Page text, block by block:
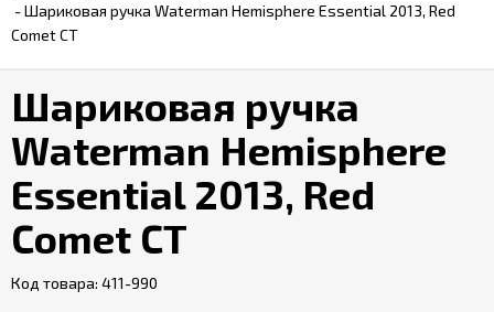
Возврат
ручек
Контакты
-Шариковая ручка Waterman Hemisphere Essential 2013, Red
Comet CT
Шариковая ручка
Waterman Hemisphere
Essential 2013, Red
Comet CT
Код товара: 411-990